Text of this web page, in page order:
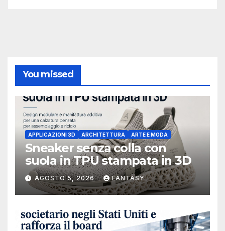
You missed
APPLICAZIONI 3D ARCHITETTURA ARTE E MODA
Sneaker senza colla con
suola in TPU stampata in 3D
AGOSTO 5, 2026 FANTASY